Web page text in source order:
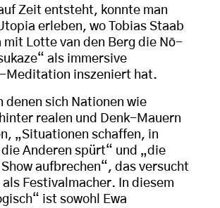
Zeit entsteht, konnte man
erleben, wo Tobias Staab
mit Lotte van den Berg die Nō-
als immersive
Meditation inszeniert hat.
denen sich Nationen wie
realen und Denk-Mauern
„Situationen schaffen, in
Anderen spürt“ und „die
aufbrechen“, das versucht
als Festivalmacher. In diesem
ist sowohl Ewa